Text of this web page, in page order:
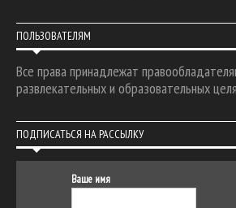
ПОЛЬЗОВАТЕЛЯМ
Все права принадлежат
развлекательных и образовательных
ПОДПИСАТЬСЯ НА РАССЫЛКУ
Ваше имя